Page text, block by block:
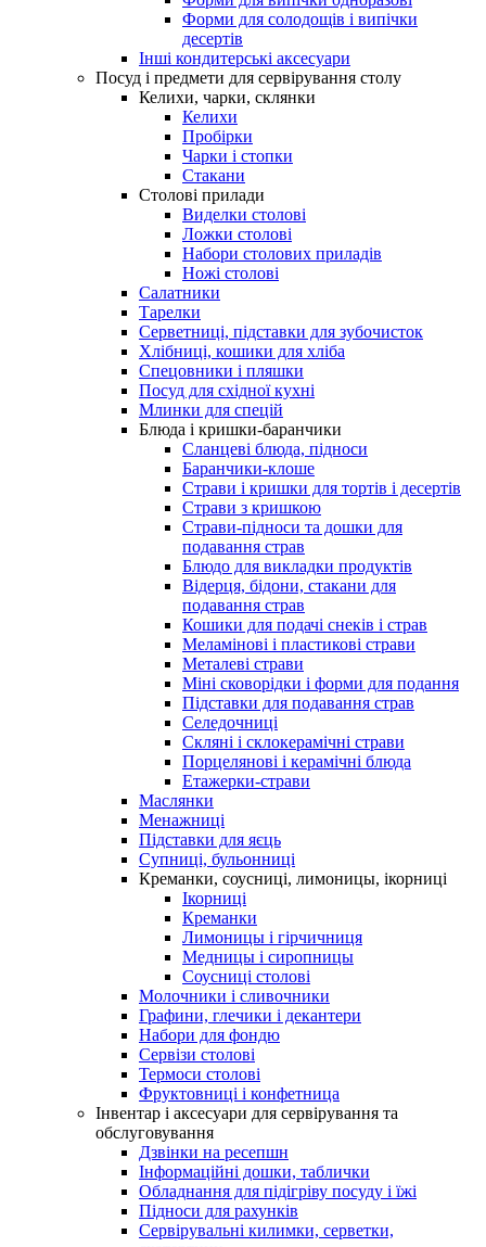
Форми для солодощів і випічки
десертів
Інші кондитерські аксесуари
Посуд і предмети для сервірування столу
Келихи, чарки, склянки
Келихи
Пробірки
Чарки і стопки
Стакани
Столові прилади
Виделки столові
Ложки столові
Набори столових приладів
Ножі столові
Салатники
Тарелки
Серветниці, підставки для зубочисток
Хлібниці, кошики для хліба
Спецовники і пляшки
Посуд для східної кухні
Млинки для спецій
Блюда і кришки-баранчики
Сланцеві блюда, підноси
Баранчики-клоше
Страви і кришки для тортів і десертів
Страви з кришкою
Страви-підноси та дошки для
подавання страв
Блюдо для викладки продуктів
Відерця, бідони, стакани для
подавання страв
Кошики для подачі снеків і страв
Меламінові і пластикові страви
Металеві страви
Міні сковорідки і форми для подання
Підставки для подавання страв
Селедочниці
Скляні і склокерамічні страви
Порцелянові і керамічні блюда
Етажерки-страви
Маслянки
Менажниці
Підставки для яєць
Супниці, бульонниці
Креманки, соусниці, лимоницы, ікорниці
Ікорниці
Креманки
Лимоницы і гірчичниця
Медницы і сиропницы
Соусниці столові
Молочники і сливочники
Графини, глечики і декантери
Набори для фондю
Сервізи столові
Термоси столові
Фруктовниці і конфетница
Інвентар і аксесуари для сервірування та
обслуговування
Дзвінки на ресепшн
Інформаційні дошки, таблички
Обладнання для підігріву посуду і їжі
Підноси для рахунків
Сервірувальні килимки, серветки,